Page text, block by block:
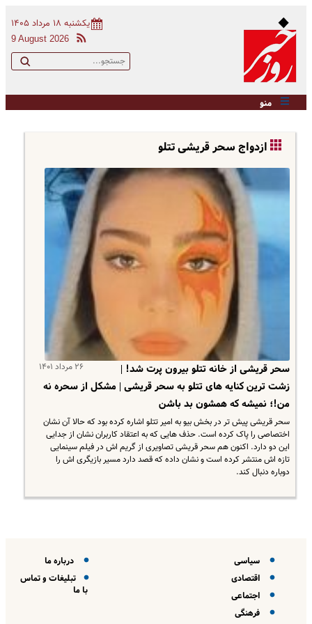
یکشنبه ۱۸ مرداد ۱۴۰۵
9 August 2026
منو
ازدواج سحر قریشی تتلو
۲۶ مرداد ۱۴۰۱
سحر قریشی از خانه تتلو بیرون پرت شد! |
زشت ترین کنایه های تتلو به سحر قریشی | مشکل از سحره نه
من!؛ نمیشه که همشون بد باشن
سحر قریشی پیش تر در بخش بیو به امیر تتلو اشاره کرده بود که حالا آن نشان
اختصاصی را پاک کرده است. حذف هایی که به اعتقاد کاربران نشان از جدایی
این دو دارد. اکنون هم سحر قریشی تصاویری از گریم اش در فیلم سینمایی
تازه اش منتشر کرده است و نشان داده که قصد دارد مسیر بازیگری اش را
دوباره دنبال کند.
سیاسی
اقتصادی
اجتماعی
فرهنگی
درباره ما
تبلیغات و تماس
با ما